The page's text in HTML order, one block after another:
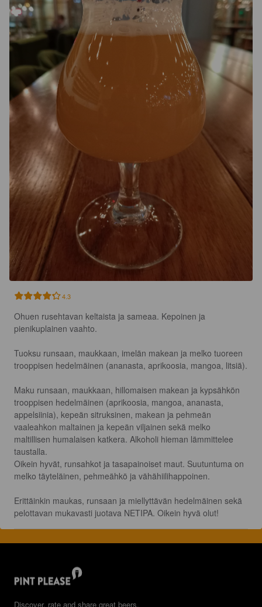
4.3
Ohuen rusehtavan keltaista ja sameaa. Kepoinen ja
pienikuplainen vaahto.
Tuoksu runsaan, maukkaan, imelän makean ja melko tuoreen
trooppisen hedelmäinen (ananasta, aprikoosia, mangoa, litsiä).
Maku runsaan, maukkaan, hillomaisen makean ja kypsähkön
trooppisen hedelmäinen (aprikoosia, mangoa, ananasta,
appelsiinia), kepeän sitruksinen, makean ja pehmeän
vaaleahkon maltainen ja kepeän viljainen sekä melko
maltillisen humalaisen katkera. Alkoholi hieman lämmittelee
taustalla.
Oikein hyvät, runsahkot ja tasapainoiset maut. Suutuntuma on
melko täyteläinen, pehmeähkö ja vähähiilihappoinen.
Erittäinkin maukas, runsaan ja miellyttävän hedelmäinen sekä
pelottavan mukavasti juotava NETIPA. Oikein hyvä olut!
Discover, rate and share great beers.